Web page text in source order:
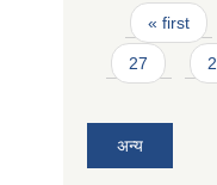
Pages
« first
27
अन्य